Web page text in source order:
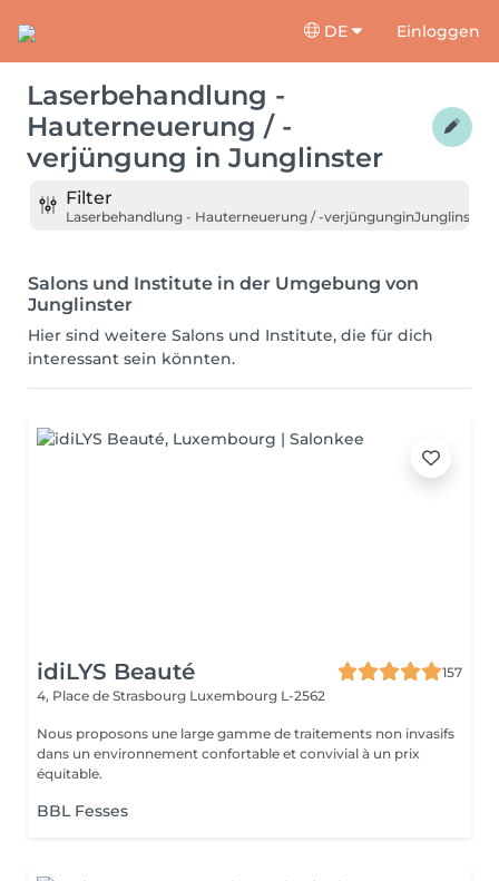
DE Einloggen
Laserbehandlung -
Hauterneuerung / -
verjüngung in Junglinster
Filter
Laserbehandlung - Hauterneuerung / -verjüngunginJunglinster
Salons und Institute in der Umgebung von
Junglinster
Hier sind weitere Salons und Institute, die für dich
interessant sein könnten.
idiLYS Beauté
157
4, Place de Strasbourg Luxembourg L-2562
Nous proposons une large gamme de traitements non invasifs
dans un environnement confortable et convivial à un prix
équitable.
BBL Fesses